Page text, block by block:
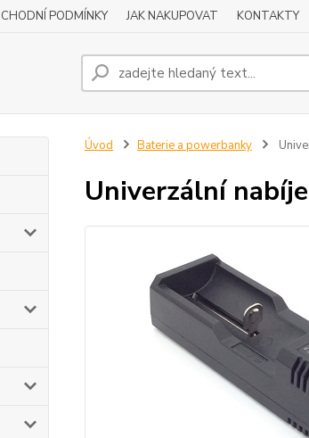
PODMÍNKY JAK NAKUPOVAT KONTAKTY
Úvod Baterie a powerbanky
Univerzální